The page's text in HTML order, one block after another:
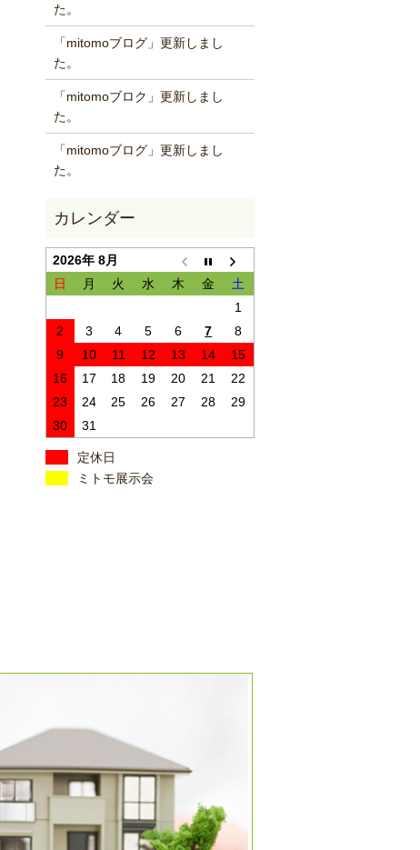
た。
「mitomoブログ」更新しまし
た。
「mitomoブロク」更新しまし
た。
「mitomoブログ」更新しまし
た。
2026年 8月
日
月 火 水 木 金
土
1
2
3 4 5 6 7
8
9
10 11 12 13 14
15
16
17 18 19 20 21
22
23
24 25 26 27 28
29
30
31
定休日
ミトモ展示会